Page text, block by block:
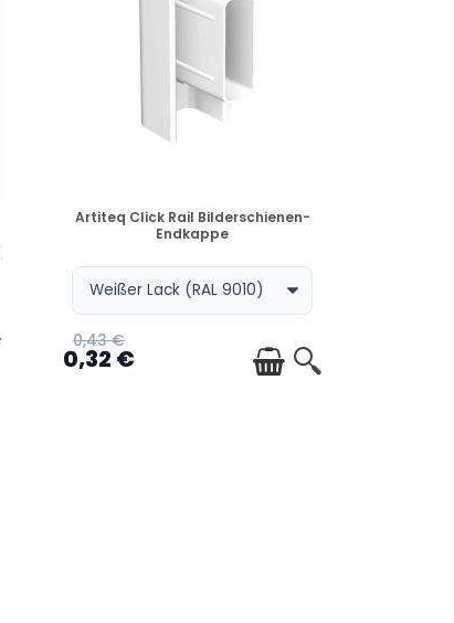
VERFÜGBAR
Artiteq Click Rail Bilderschienen-
Endkappe
0,43 €
0,32 €